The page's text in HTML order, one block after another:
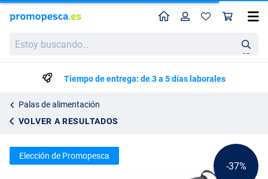
buscando…
en
Perfil
Tiempo de entrega: de 3 a 5 días laborales
Palas de alimentación
VOLVER A RESULTADOS
Ultimate Cuchara para Cebo con Mango
14.95
-37%
Elección de Promopesca